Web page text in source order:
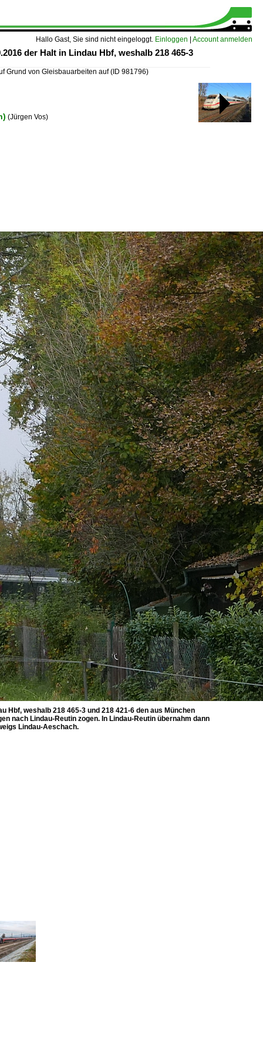
Hallo Gast, Sie sind nicht eingeloggt. Einloggen Account anmelden
der Halt in Lindau Hbf, weshalb 218 465-3
Grund von Gleisbauarbeiten auf(ID 981796)
(Jürgen Vos)
Hbf, weshalb 218 465-3 und 218 421-6 den aus München
nach Lindau-Reutin zogen. In Lindau-Reutin übernahm dann
Lindau-Aeschach.